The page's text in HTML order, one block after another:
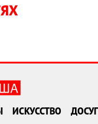
ИСКУССТВО ДОСУГ